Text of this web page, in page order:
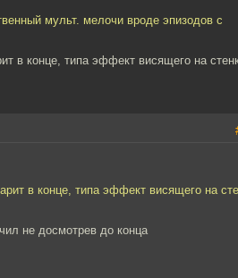
мульт. мелочи вроде эпизодов с
в конце, типа эффект висящего на
в конце, типа эффект висящего на
не досмотрев до конца